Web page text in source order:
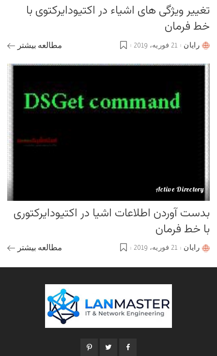
تغییر ویژگی های اشیاء در اکتیودایرکتوی با
خط فرمان
Postedرایان 21 فوریه، 2019 مطالعه بیشتر
Active Directory
بدست آوردن اطلاعات اشیا در اکتیودایرکتوری
با خط فرمان
Postedرایان 21 فوریه، 2019 مطالعه بیشتر